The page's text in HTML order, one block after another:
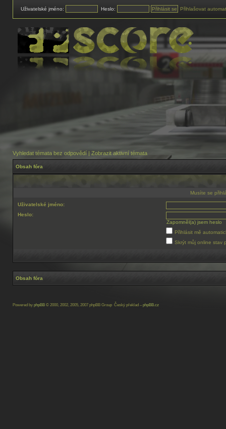
Uživatelské jméno: Heslo: Přihlašovat
Vyhledat témata bez odpovědí | Zobrazit aktivní témata
Obsah fóra
Musíte se
Uživatelské jméno:
Heslo:
Zapomněl(a) jsem heslo
Přihlásit mě
Skrýt můj online stav
Obsah fóra
Powered by phpBB © 2000, 2002, 2005, 2007 phpBB Group Český překlad –phpBB.cz